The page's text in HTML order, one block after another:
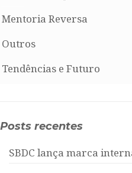
Mentoria Reversa
Outros
Tendências e Futuro
Posts recentes
SBDC lança marca